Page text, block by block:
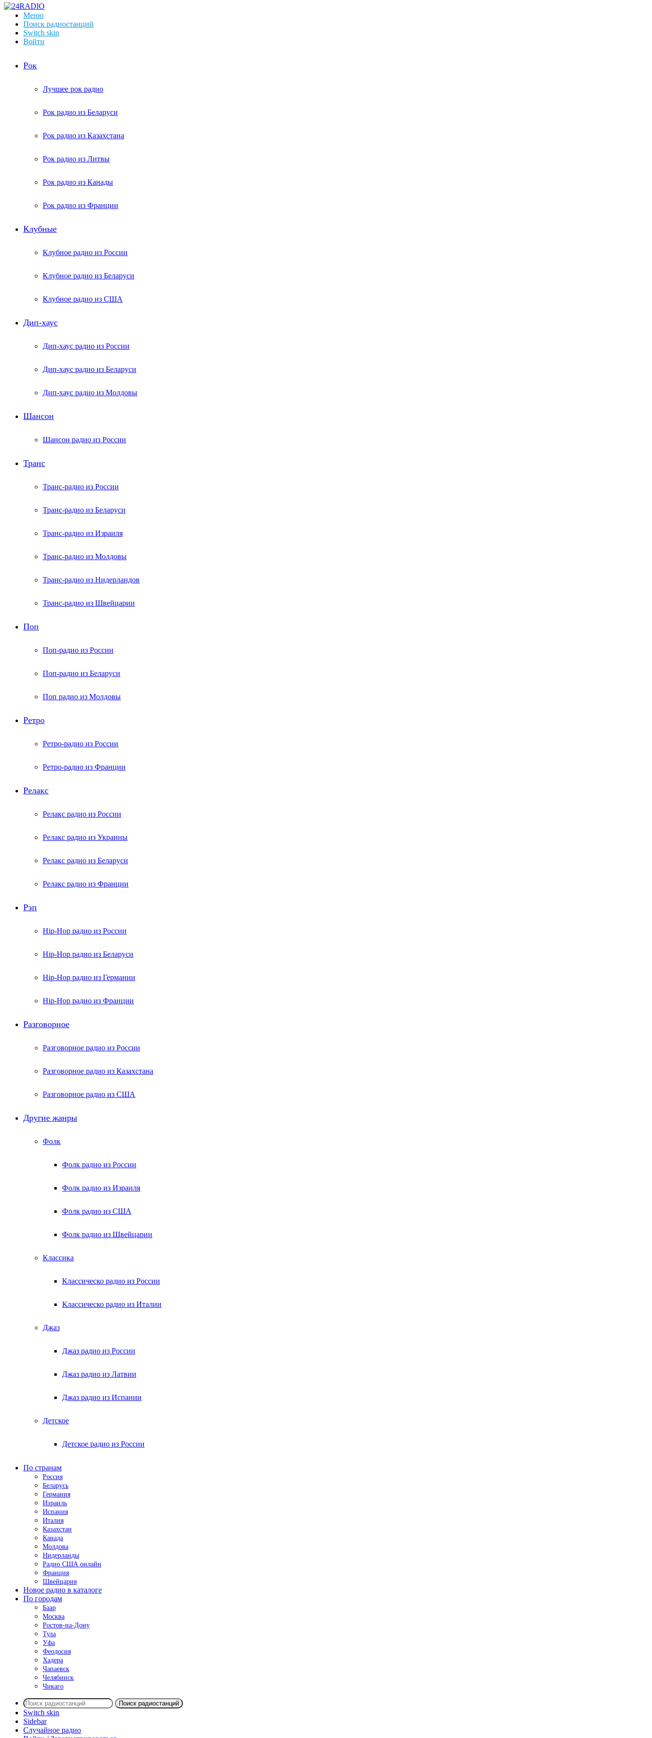
Меню
Поиск радиостанций
Switch skin
Войти
Рок
Лучшее рок радио
Рок радио из Беларуси
Рок радио из Казахстана
Рок радио из Литвы
Рок радио из Канады
Рок радио из Франции
Клубные
Клубное радио из России
Клубное радио из Беларуси
Клубное радио из США
Дип-хаус
Дип-хаус радио из России
Дип-хаус радио из Беларуси
Дип-хаус радио из Молдовы
Шансон
Шансон радио из России
Транс
Транс-радио из России
Транс-радио из Беларуси
Транс-радио из Израиля
Транс-радио из Молдовы
Транс-радио из Нидерландов
Транс-радио из Швейцарии
Поп
Поп-радио из России
Поп-радио из Беларуси
Поп радио из Молдовы
Ретро
Ретро-радио из России
Ретро-радио из Франции
Релакс
Релакс радио из России
Релакс радио из Украины
Релакс радио из Беларуси
Релакс радио из Франции
Рэп
Hip-Hop радио из России
Hip-Hop радио из Беларуси
Hip-Hop радио из Германии
Hip-Hop радио из Франции
Разговорное
Разговорное радио из России
Разговорное радио из Казахстана
Разговорное радио из США
Другие жанры
Фолк
Фолк радио из России
Фолк радио из Израиля
Фолк радио из США
Фолк радио из Швейцарии
Классика
Классическо радио из России
Классическо радио из Италии
Джаз
Джаз радио из России
Джаз радио из Латвии
Джаз радио из Испании
Детское
Детское радио из России
По странам
Россия
Беларусь
Германия
Израиль
Испания
Италия
Казахстан
Канада
Молдова
Нидерланды
Радио США онлайн
Франция
Швейцария
Новое радио в каталоге
По городам
Баар
Москва
Ростов-на-Дону
Тула
Уфа
Феодосия
Хадера
Чапаевск
Челябинск
Чикаго
Поиск радиостанций
Switch skin
Sidebar
Случайное радио